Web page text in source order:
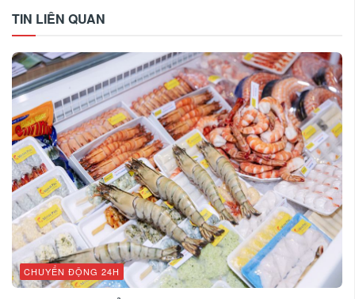
TIN LIÊN QUAN
CHUYỂN ĐỘNG 24H